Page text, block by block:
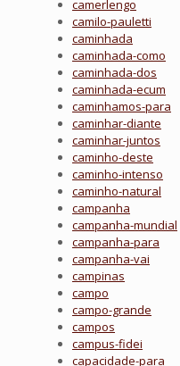
camerlengo
camilo-pauletti
caminhada
caminhada-como
caminhada-dos
caminhada-ecum
caminhamos-para
caminhar-diante
caminhar-juntos
caminho-deste
caminho-intenso
caminho-natural
campanha
campanha-mundial
campanha-para
campanha-vai
campinas
campo
campo-grande
campos
campus-fidei
capacidade-para